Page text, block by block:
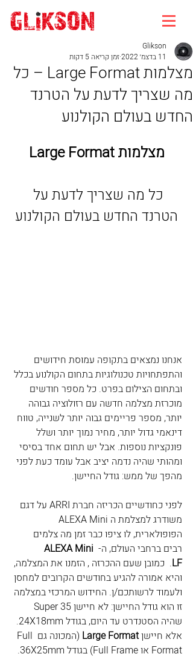
מצלמות Large Format – כל
מה שצריך לדעת על הטרנד
החדש בעולם הקולנוע
Glikson
11 בדצמ׳ 2022
זמן קריאה 5 דקות
מצלמות Large Format
כל מה שצריך לדעת על
הטרנד החדש בעולם הקולנוע
אנחנו נמצאים בתקופה עמוסת חידושים
והתפתחויות טכנולוגיות בתחום הקולנוע בכלל
ובתחום הצילום בפרט. כל מספר חודשים
מוכרזת מצלמה חדשה עם רזולוציה גבוהה
יותר, מספר פריימים גבוה יותר לשנייה, טווח
דינאמי גדול יותר, מחיר נמוך יותר ושלל
פונקציות נוספות. אבל יש תחום אחד בסיסי
ומהותי שהיה נדמה יציב אבל עומד כעת לפני
מהפך של ממש: גודל החיישן.
לפני כחודשיים הכריזה חברת ARRI על דגם
הפופולארית, לו ציפו כבר זמן מה צלמים
רבים ברחבי העולם, ה- ALEXA Mini
LF.  כמובן שעם ההכרזה , הזמנו את המצלמה,
והיא אמורה להגיע בחודשים הקרובים למחסן
ולעמוד לרשותכם/ן. החידוש המרכזי במצלמה
שהיה הסטנדרט עד היום, בגודל 24X18mm.
אלא חיישן Large Format
(המכונה גם Full
Format או Full Frame) בגודל 36X25mm.